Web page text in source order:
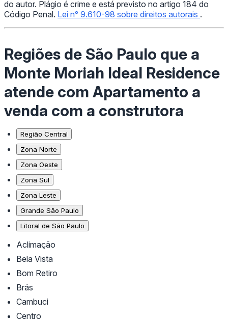
do autor. Plágio é crime e está previsto no artigo 184 do
Código Penal. Lei n° 9.610-98 sobre direitos autorais .
Regiões de São Paulo que a
Monte Moriah Ideal Residence
atende com Apartamento a
venda com a construtora
Região Central
Zona Norte
Zona Oeste
Zona Sul
Zona Leste
Grande São Paulo
Litoral de São Paulo
Aclimação
Bela Vista
Bom Retiro
Brás
Cambuci
Centro